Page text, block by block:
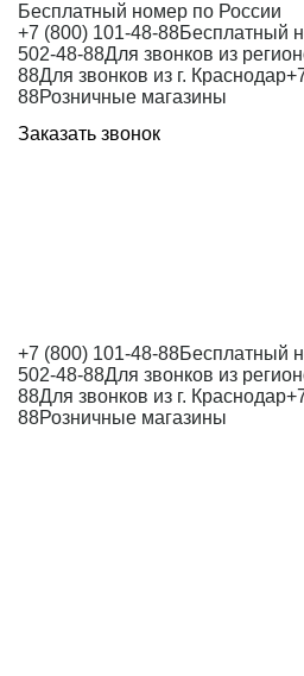
Бесплатный номер по России
+7 (800) 101-48-88Бесплатный
502-48-88Для звонков из
88Для звонков из г. Краснодар
88Розничные магазины
Заказать звонок
+7 (800) 101-48-88Бесплатный
502-48-88Для звонков из
88Для звонков из г. Краснодар
88Розничные магазины